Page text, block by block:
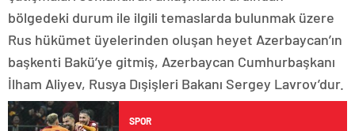
bölgedeki durum ile ilgili temaslarda bulunmak üzere
Rus hükümet üyelerinden oluşan heyet Azerbaycan’ın
başkenti Bakü’ye gitmiş, Azerbaycan Cumhurbaşkanı
İlham Aliyev, Rusya Dışişleri Bakanı Sergey Lavrov’dur.
SPOR